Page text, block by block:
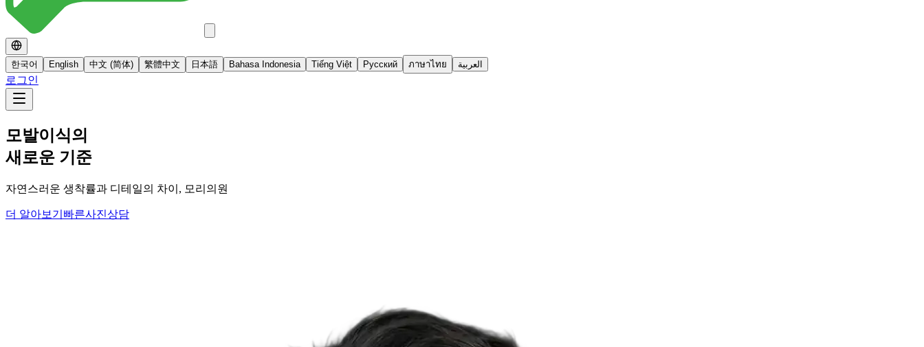
한국어 English 中文 (简体) 繁體中文 日本語 Bahasa Indonesia Tiếng Việt Русский ภาษาไทย العربية
로그인
모발이식의
새로운 기준
자연스러운 생착률과 디테일의 차이, 모리의원
더 알아보기 빠른사진상담